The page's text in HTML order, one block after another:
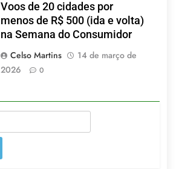
Voos de 20 cidades por
menos de R$ 500 (ida e volta)
na Semana do Consumidor
Celso Martins
14 de março de
2026
0